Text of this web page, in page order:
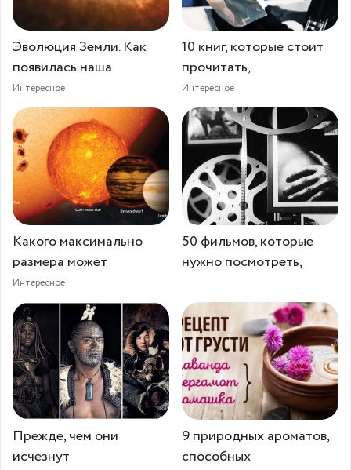
Эволюция Земли. Как
появилась наша
Интересное
10 книг, которые стоит
прочитать,
Интересное
Какого максимально
размера может
Интересное
50 фильмов, которые
нужно посмотреть,
Прежде, чем они
исчезнут
9 природных ароматов,
способных